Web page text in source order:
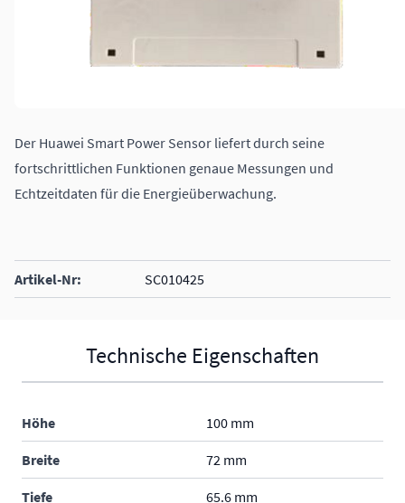
Der Huawei Smart Power Sensor liefert durch seine
fortschrittlichen Funktionen genaue Messungen und
Echtzeitdaten für die Energieüberwachung.
Artikel-Nr: SC010425
Technische Eigenschaften
Höhe 100 mm
Breite 72 mm
Tiefe 65.6 mm